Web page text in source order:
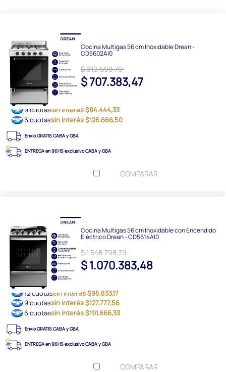
Cocina Multigas 56 cm Inoxidable Drean -
CD5602AI0
$ 919.598,79
$ 707.383,47
9 cuotassin interés $84.444,33
6 cuotassin interés $126.666,50
Envío GRATIS CABA y GBA
ENTREGA en 96HS exclusivo CABA y GBA
COMPARAR
Cocina Multigas 56 cm Inoxidable con Encendido
Eléctrico Drean - CD5614AI0
$ 1.548.798,79
$ 1.070.383,48
12 cuotassin interés $95.833,17
9 cuotassin interés $127.777,56
6 cuotassin interés $191.666,33
Envío GRATIS CABA y GBA
ENTREGA en 96HS exclusivo CABA y GBA
COMPARAR